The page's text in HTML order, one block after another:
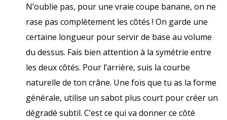
N’oublie pas, pour une vraie coupe banane, on ne
rase pas complètement les côtés ! On garde une
certaine longueur pour servir de base au volume
du dessus. Fais bien attention à la symétrie entre
les deux côtés. Pour l’arrière, suis la courbe
naturelle de ton crâne. Une fois que tu as la forme
générale, utilise un sabot plus court pour créer un
dégradé subtil. C’est ce qui va donner ce côté